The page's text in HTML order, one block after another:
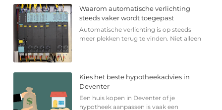
Waarom automatische verlichting
steeds vaker wordt toegepast
Automatische verlichting is op steeds
meer plekken terug te vinden. Niet alleen
Kies het beste hypotheekadvies in
Deventer
Een huis kopen in Deventer of je
hypotheek aanpassen is vaak een